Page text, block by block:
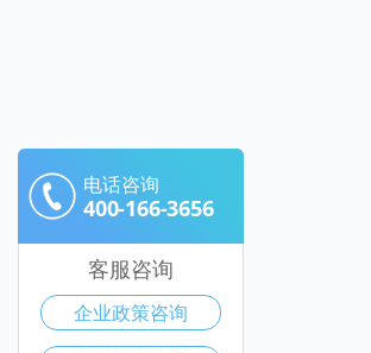
电话咨询
400-166-3656
客服咨询
企业政策咨询